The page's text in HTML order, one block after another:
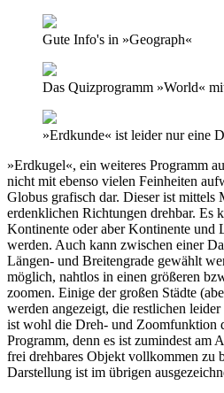
Gute Info's in »Geograph«
Das Quizprogramm »World«
»Erdkunde« ist leider nur eine
»Erdkugel«, ein weiteres Programm
nicht mit ebenso vielen Feinheiten
Globus grafisch dar. Dieser ist mittels
erdenklichen Richtungen drehbar. Es
Kontinente oder aber Kontinente und
werden. Auch kann zwischen einer
Längen- und Breitengrade gewählt
möglich, nahtlos in einen größeren
zoomen. Einige der großen Städte
werden angezeigt, die restlichen
ist wohl die Dreh- und Zoomfunktion
Programm, denn es ist zumindest am
frei drehbares Objekt vollkommen zu
Darstellung ist im übrigen